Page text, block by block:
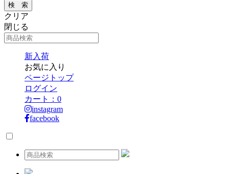
クリア
閉じる
新入荷
お気に入り
ページトップ
ログイン
カート： 0
instagram
facebook